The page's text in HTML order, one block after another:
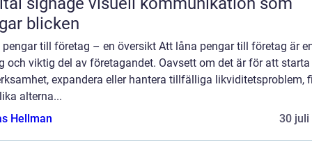
blicken
pengar till företag – en översikt Att låna pengar till företag är
och viktig del av företagandet. Oavsett om det är för att
expandera eller hantera tillfälliga likviditetsproblem,
alterna...
Hellman
30 juli